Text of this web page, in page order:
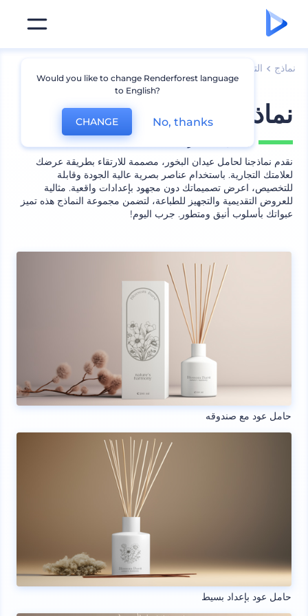
نماذج التعبئة
نماذج حامل عيدان بخور
نقدم نماذجنا لحامل عيدان البخور، مصممة للارتقاء بطريقة عرضك
لعلامتك التجارية. باستخدام عناصر بصرية عالية الجودة وقابلة
للتخصيص، اعرض تصميماتك دون مجهود بإعدادات واقعية. مثالية
للعروض التقديمية والتجهيز للطباعة، لتضمن مجموعة النماذج هذه تميز
عبواتك بأسلوب أنيق ومتطور. جرب اليوم!
حامل عود مع صندوقه
حامل عود بإعداد بسيط
Would you like to change Renderforest language
to English?
CHANGE No, thanks